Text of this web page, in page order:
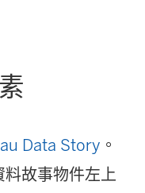
Data Story 。
故事物件左上